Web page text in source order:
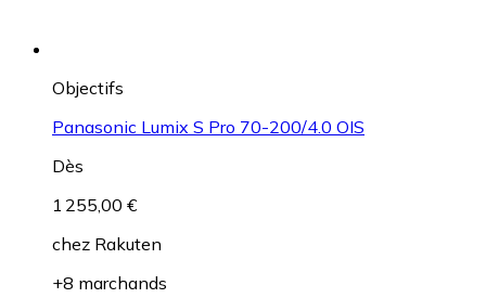
Objectifs
Panasonic Lumix S Pro 70-200/4.0 OIS
Dès
1 255,00 €
chez Rakuten
+8 marchands